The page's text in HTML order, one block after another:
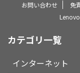
お問い合わせ 免
カテゴリ一覧
インターネット